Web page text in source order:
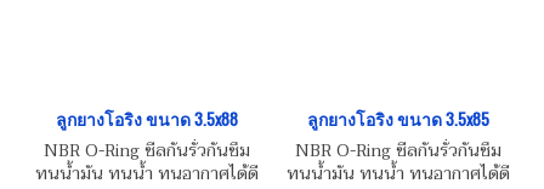
ลูกยางโอริง ขนาด 3.5x88
NBR O-Ring ซีลกันรั่วกันซึม
ทนน้ำมัน ทนน้ำ ทนอากาศได้ดี
ลูกยางโอริง ขนาด 3.5x85
NBR O-Ring ซีลกันรั่วกันซึม
ทนน้ำมัน ทนน้ำ ทนอากาศได้ดี